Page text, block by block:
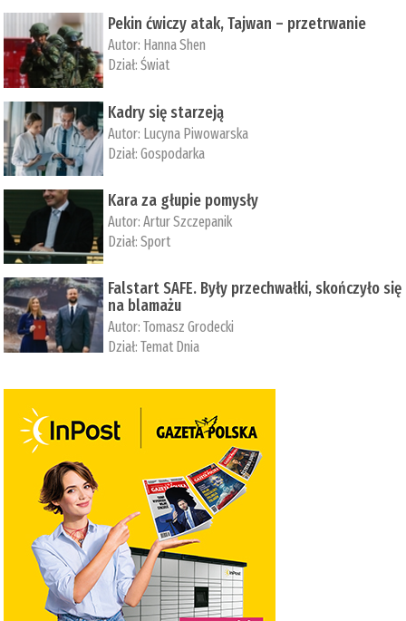
Pekin ćwiczy atak, Tajwan – przetrwanie
Autor: ­Hanna Shen
Dział:Świat
Kadry się starzeją
Autor: Lucyna Piwowarska
Dział:Gospodarka
Kara za głupie pomysły
Autor:Artur Szczepanik
Dział:Sport
Falstart SAFE. Były przechwałki, skończyło się
na blamażu
Autor:Tomasz Grodecki
Dział:Temat Dnia